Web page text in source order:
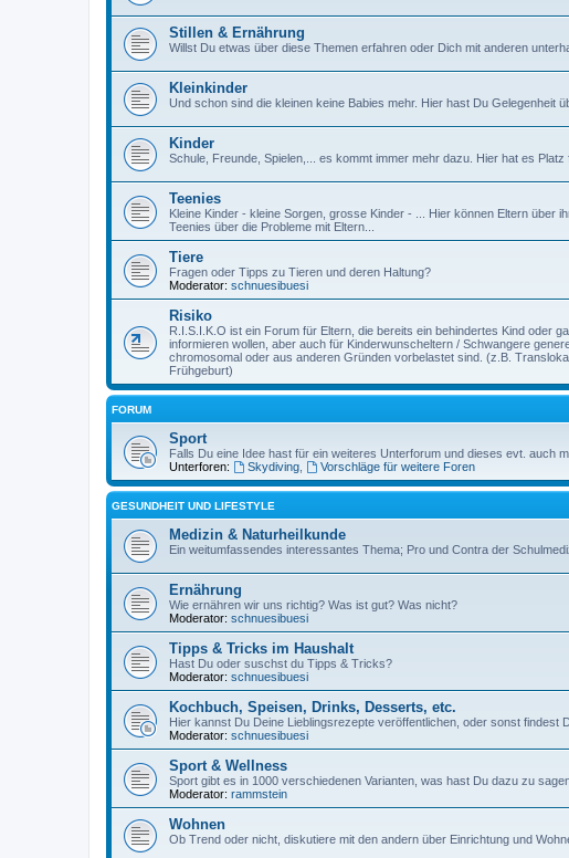
Stillen & Ernährung
Willst Du etwas über diese Themen erfahren oder Dich mit anderen
Kleinkinder
Und schon sind die kleinen keine Babies mehr. Hier hast Du Gelegenheit
Kinder
Schule, Freunde, Spielen,... es kommt immer mehr dazu. Hier hat es
Teenies
Kleine Kinder - kleine Sorgen, grosse Kinder - ... Hier können Eltern über
Teenies über die Probleme mit Eltern...
Tiere
Fragen oder Tipps zu Tieren und deren Haltung?
Moderator: schnuesibuesi
Risiko
R.I.S.I.K.O ist ein Forum für Eltern, die bereits ein behindertes Kind oder
informieren wollen, aber auch für Kinderwunscheltern / Schwangere
chromosomal oder aus anderen Gründen vorbelastet sind. (z.B.
Frühgeburt)
FORUM
Sport
Falls Du eine Idee hast für ein weiteres Unterforum und dieses evt. auch
Unterforen:
Skydiving, Vorschläge für weitere Foren
GESUNDHEIT UND LIFESTYLE
Medizin & Naturheilkunde
Ein weitumfassendes interessantes Thema; Pro und Contra der
Ernährung
Wie ernähren wir uns richtig? Was ist gut? Was nicht?
Moderator: schnuesibuesi
Tipps & Tricks im Haushalt
Hast Du oder suschst du Tipps & Tricks?
Moderator: schnuesibuesi
Kochbuch, Speisen, Drinks, Desserts, etc.
Hier kannst Du Deine Lieblingsrezepte veröffentlichen, oder sonst findest
Moderator: schnuesibuesi
Sport & Wellness
Sport gibt es in 1000 verschiedenen Varianten, was hast Du dazu zu
Moderator: rammstein
Wohnen
Ob Trend oder nicht, diskutiere mit den andern über Einrichtung und